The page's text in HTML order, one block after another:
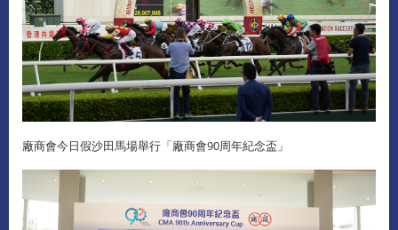
廠商會今日假沙田馬場舉行「廠商會90周年紀念盃」